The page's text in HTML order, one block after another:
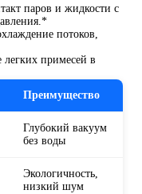
паров и жидкости с
потоков,
легких примесей в
Преимущество
Глубокий вакуум
без воды
Экологичность,
низкий шум